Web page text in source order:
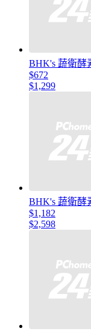
BHK's 蔬衛酵
$672
$1,299
BHK's 蔬衛酵
$1,182
$2,598